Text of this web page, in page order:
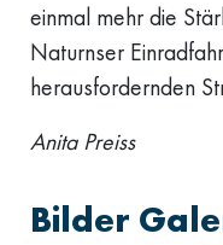
einmal mehr die
Naturnser
herausfordernden
Anita Preiss
Bilder